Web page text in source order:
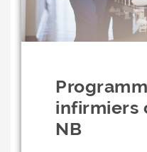
infirmiers
NB